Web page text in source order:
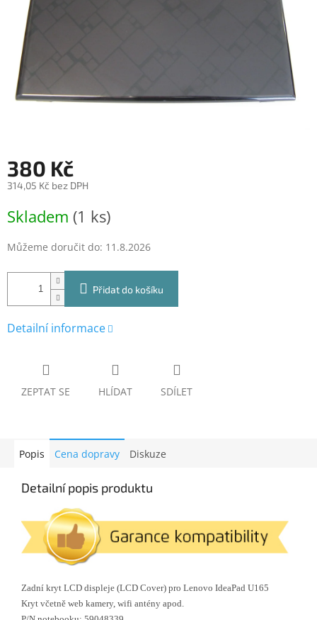
380 Kč
314,05 Kč bez DPH
cena:
Skladem (1 ks)
Můžeme doručit do: 11.8.2026
Přidat do košíku
Detailní informace
ZEPTAT SE HLÍDAT SDÍLET
Popis Cena dopravy Diskuze
Detailní popis produktu
Zadní kryt LCD displeje (LCD Cover) pro Lenovo IdeaPad U165
Kryt včetně web kamery, wifi antény apod.